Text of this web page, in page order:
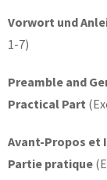
Vorwort und
1-7)
Preamble and
Practical Part
Avant-Propos et
Partie pratique